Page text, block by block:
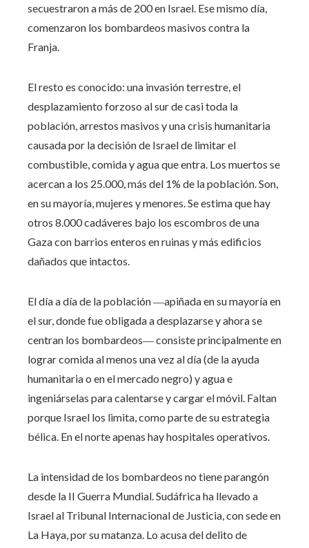
secuestraron a más de 200 en Israel. Ese mismo día,
comenzaron los bombardeos masivos contra la
Franja.
El resto es conocido: una invasión terrestre, el
desplazamiento forzoso al sur de casi toda la
población, arrestos masivos y una crisis humanitaria
causada por la decisión de Israel de limitar el
combustible, comida y agua que entra. Los muertos se
acercan a los 25.000, más del 1% de la población. Son,
en su mayoría, mujeres y menores. Se estima que hay
otros 8.000 cadáveres bajo los escombros de una
Gaza con barrios enteros en ruinas y más edificios
dañados que intactos.
El día a día de la población ―apiñada en su mayoría en
el sur, donde fue obligada a desplazarse y ahora se
centran los bombardeos― consiste principalmente en
lograr comida al menos una vez al día (de la ayuda
humanitaria o en el mercado negro) y agua e
ingeniárselas para calentarse y cargar el móvil. Faltan
porque Israel los limita, como parte de su estrategia
bélica. En el norte apenas hay hospitales operativos.
La intensidad de los bombardeos no tiene parangón
desde la II Guerra Mundial. Sudáfrica ha llevado a
Israel al Tribunal Internacional de Justicia, con sede en
La Haya, por su matanza. Lo acusa del delito de